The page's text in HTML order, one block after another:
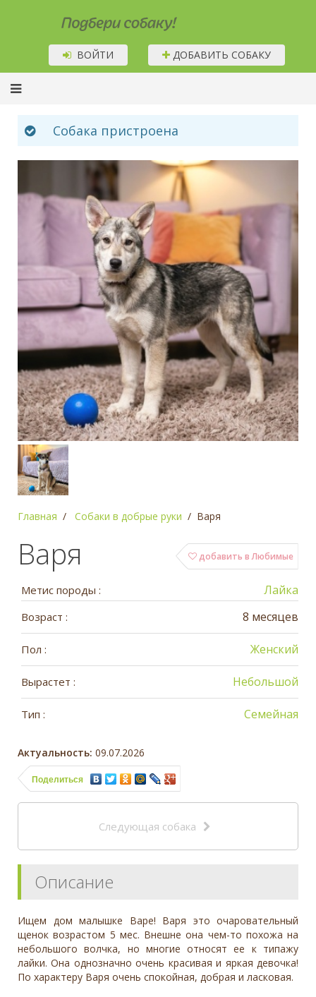
Подбери собаку!
ВОЙТИ ДОБАВИТЬ СОБАКУ
Собака пристроена
Главная Собаки в добрые руки Варя
добавить в Любимые
Варя
Метис породы : Лайка
Возраст : 8 месяцев
Пол : Женский
Вырастет : Небольшой
Тип : Семейная
Актуальность: 09.07.2026
Поделиться
Следующая собака
Описание
Ищем дом малышке Варе! Варя это очаровательный
щенок возрастом 5 мес. Внешне она чем-то похожа на
небольшого волчка, но многие относят ее к типажу
лайки. Она однозначно очень красивая и яркая девочка!
По характеру Варя очень спокойная, добрая и ласковая.